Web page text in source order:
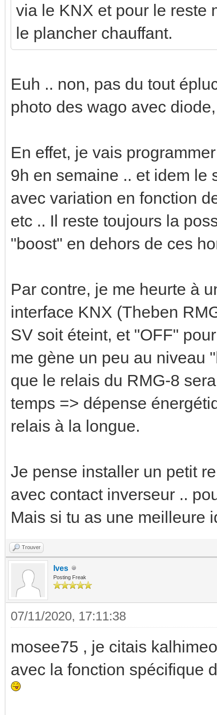
via le KNX et pour le reste
le plancher chauffant.
Euh .. non, pas du tout
photo des wago avec
En effet, je vais
9h en semaine .. et idem le
avec variation en fonction
etc .. Il reste toujours la
"boost" en dehors de ces
Par contre, je me heurte à
interface KNX (Theben
SV soit éteint, et "OFF"
me gène un peu au niveau
que le relais du RMG-8
temps => dépense
relais à la longue.
Je pense installer un petit
avec contact inverseur ..
Mais si tu as une meilleure
Trouver
Ives
Posting Freak
07/11/2020, 17:11:38
mosee75 , je citais
avec la fonction spécifique